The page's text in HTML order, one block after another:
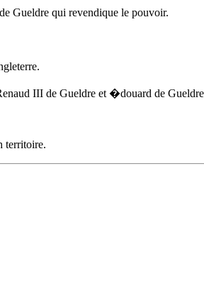
Gueldre qui revendique le pouvoir.
III de Gueldre et �douard de Gueldre
territoire.